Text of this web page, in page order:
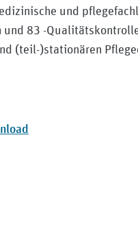
und
83 -
(teil-)stationären